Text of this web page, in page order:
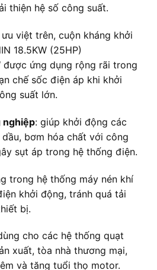
thiện hệ số công suất.
việt trên, cuộn kháng khởi
18.5KW (25HP)
được ứng dụng rộng rãi trong
chế sốc điện áp khi khởi
suất lớn.
nghiệp: giúp khởi động các
bơm hóa chất với công
sụt áp trong hệ thống điện.
trong hệ thống máy nén khí
khởi động, tránh quá tải
bị.
cho các hệ thống quạt
xuất, tòa nhà thương mại,
và tăng tuổi thọ motor.